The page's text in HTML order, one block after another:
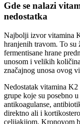
Gde se nalazi
nedostatka
Najbolji izvor vitamina
hranjenih travom. To su
fermentisane hrane
unosom i velikih
značajnog unosa ovog
Nedostatak vitamina
grupe koje su posebno
antikoagulanse,
direktno ali i
celijakijom, Kronovom